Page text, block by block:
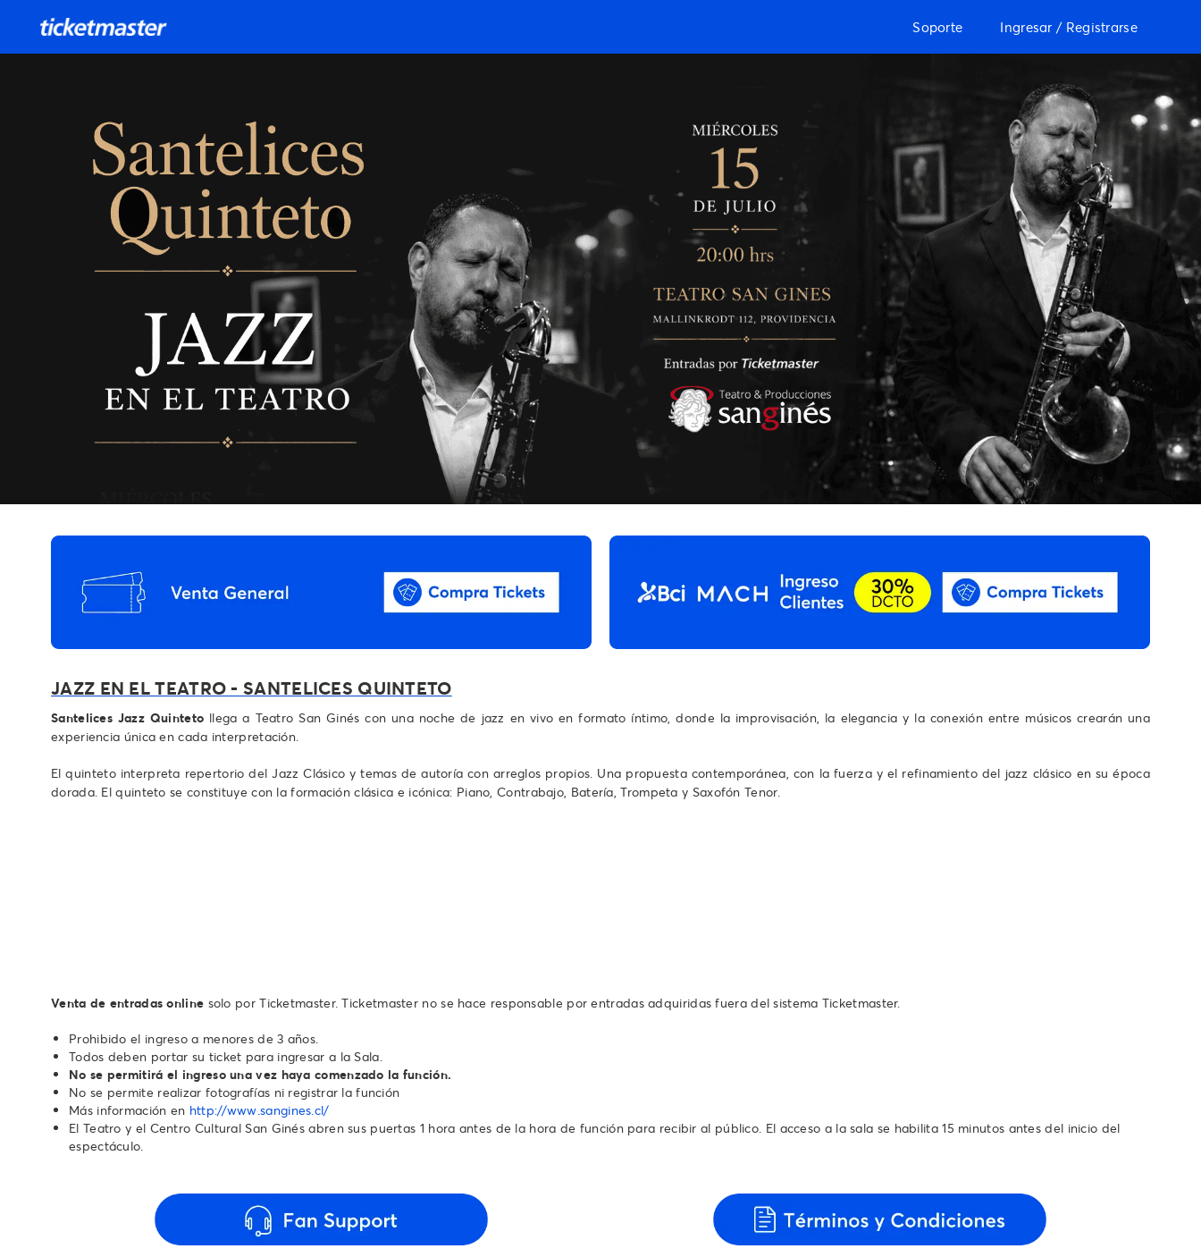
Soporte Ingresar / Registrarse
JAZZ EN EL TEATRO - SANTELICES QUINTETO
Santelices Jazz Quinteto llega a Teatro San Ginés con una noche de jazz en vivo en formato íntimo, donde la improvisación, la elegancia y la conexión entre músicos crearán una
experiencia única en cada interpretación.
El quinteto interpreta repertorio del Jazz Clásico y temas de autoría con arreglos propios. Una propuesta contemporánea, con la fuerza y el refinamiento del jazz clásico en su época
dorada. El quinteto se constituye con la formación clásica e icónica: Piano, Contrabajo, Batería, Trompeta y Saxofón Tenor.
Venta de entradas online solo por Ticketmaster. Ticketmaster no se hace responsable por entradas adquiridas fuera del sistema Ticketmaster.
Prohibido el ingreso a menores de 3 años.
Todos deben portar su ticket para ingresar a la Sala.
No se permitirá el ingreso una vez haya comenzado la función.
No se permite realizar fotografías ni registrar la función
Más información en http://www.sangines.cl/
El Teatro y el Centro Cultural San Ginés abren sus puertas 1 hora antes de la hora de función para recibir al público. El acceso a la sala se habilita 15 minutos antes del inicio del
espectáculo.